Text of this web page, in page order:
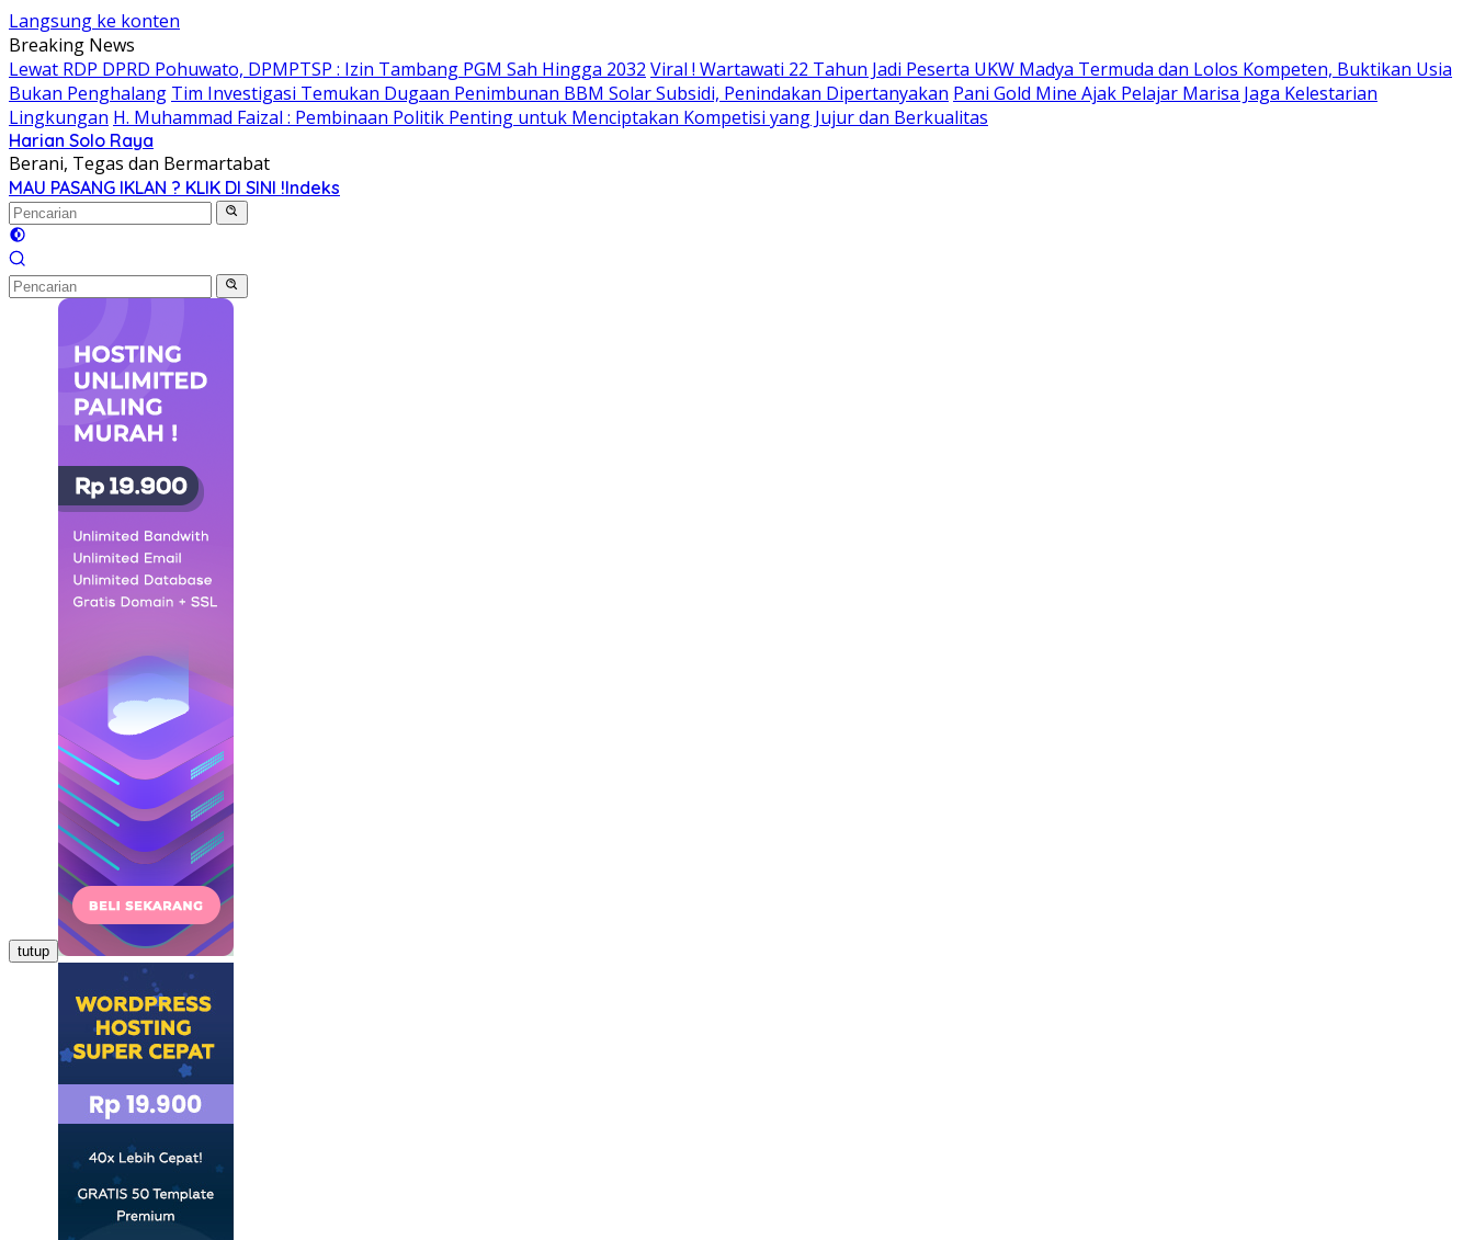
Langsung ke konten
Breaking News
Lewat RDP DPRD Pohuwato, DPMPTSP : Izin Tambang PGM Sah Hingga 2032 Viral ! Wartawati 22 Tahun Jadi Peserta UKW Madya Termuda dan Lolos Kompeten, Buktikan Usia
Bukan Penghalang Tim Investigasi Temukan Dugaan Penimbunan BBM Solar Subsidi, Penindakan Dipertanyakan Pani Gold Mine Ajak Pelajar Marisa Jaga Kelestarian
Lingkungan H. Muhammad Faizal : Pembinaan Politik Penting untuk Menciptakan Kompetisi yang Jujur dan Berkualitas
Harian Solo Raya
Berani, Tegas dan Bermartabat
MAU PASANG IKLAN ? KLIK DI SINI !Indeks
tutup